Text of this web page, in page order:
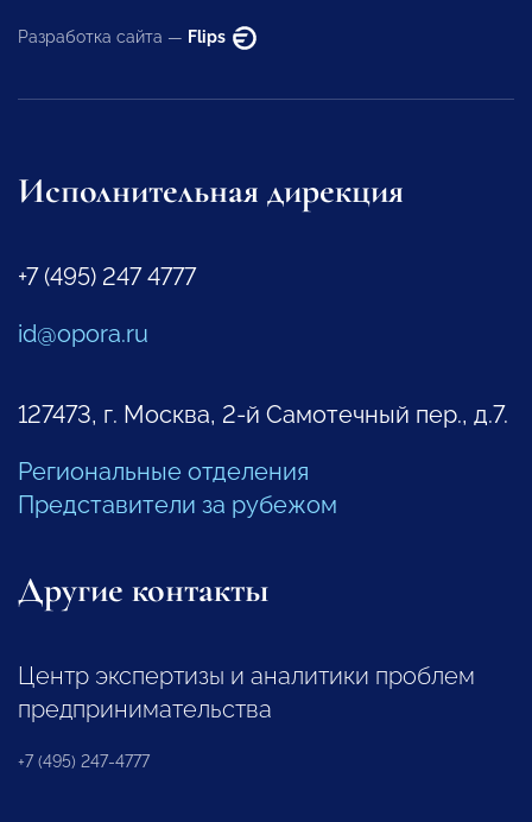
Разработка сайта — Flips
Исполнительная дирекция
+7 (495) 247 4777
id@opora.ru
127473, г. Москва, 2-й Самотечный пер., д.7.
Региональные отделения
Представители за рубежом
Другие контакты
Центр экспертизы и аналитики проблем
предпринимательства
+7 (495) 247-4777